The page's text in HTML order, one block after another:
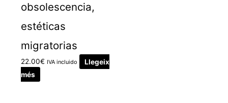
obsolescencia,
estéticas
migratorias
22.00€ IVA incluido
Llegeix
més